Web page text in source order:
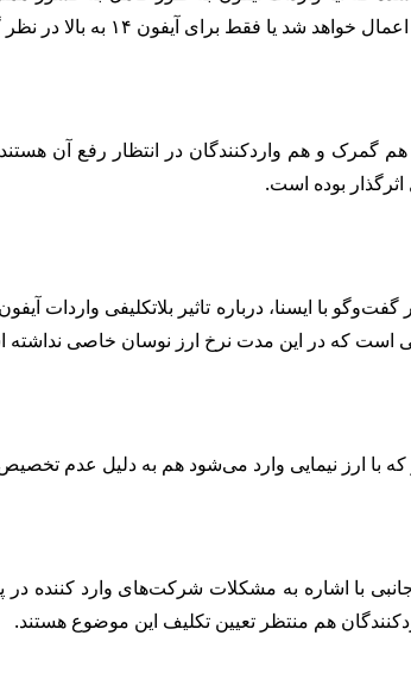
برای آیفون ۱۴ به بالا در نظر گرفته شده است؟
هم گمرک و هم واردکنندگان در انتظار رفع آن
اثرگذار بوده است.
است که در این مدت نرخ ارز نوسان خاصی
با اشاره به مشکلات شرکت‌های وارد کننده
هم منتظر تعیین تکلیف این موضوع هستند.